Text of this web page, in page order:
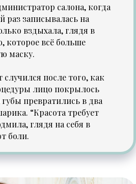
салона, когда
раз записывалась на
вздыхала, глядя в
которое всё больше
маску.
после того, как
лицо покрылось
превратились в два
“Красота требует
глядя на себя в
боли.